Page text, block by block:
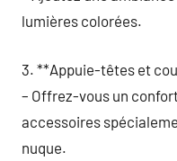
lumières colorées.
3. **Appuie-têtes et
– Offrez-vous un
accessoires
nuque.